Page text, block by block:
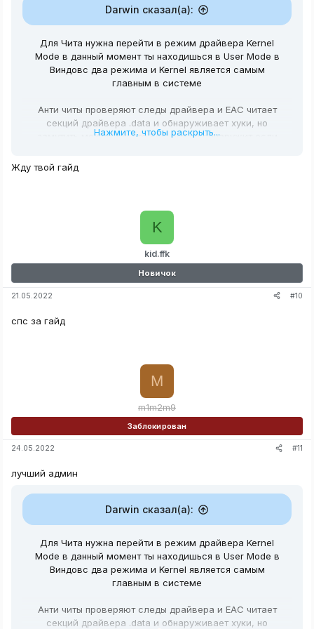
Darwin сказал(а):
Для Чита нужна перейти в режим драйвера Kernel
Mode в данный момент ты находишься в User Mode в
Виндовс два режима и Kernel является самым
главным в системе
Анти читы проверяют следы драйвера и EAC читает
секций драйвера .data и обнаруживает хуки, но
замутить можно так что EAC его не обнаружит если
статьи про C и как пишутся драйвера под анти чит а
Нажмите, чтобы раскрыть...
Жду твой гайд
kid.ffk
K
Новичок
21.05.2022 #10
спс за гайд
m1m2m9
M
Заблокирован
24.05.2022 #11
лучший админ
Darwin сказал(а):
Для Чита нужна перейти в режим драйвера Kernel
Mode в данный момент ты находишься в User Mode в
Виндовс два режима и Kernel является самым
главным в системе
Анти читы проверяют следы драйвера и EAC читает
секций драйвера .data и обнаруживает хуки, но